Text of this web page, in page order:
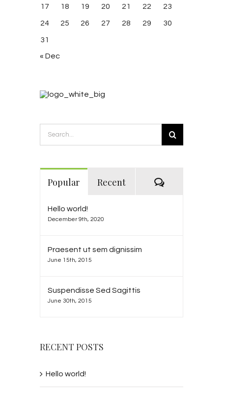
0 Comments February 20th, 2015
17 18 19 20 21 22 23
24 25 26 27 28 29 30
31
« Dec
Search
for:
Popular Recent Comments
Hello world!
December 9th, 2020
Praesent ut sem dignissim
June 15th, 2015
Suspendisse Sed Sagittis
June 30th, 2015
RECENT POSTS
Hello world!